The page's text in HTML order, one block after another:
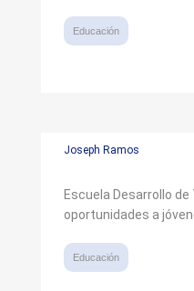
Educación
Joseph Ramos
Escuela Desarrollo
oportunidades a
Educación